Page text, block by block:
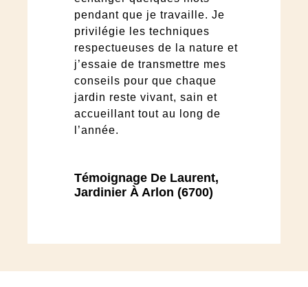
pendant que je travaille. Je
privilégie les techniques
respectueuses de la nature et
j’essaie de transmettre mes
conseils pour que chaque
jardin reste vivant, sain et
accueillant tout au long de
l’année.
Témoignage De Laurent,
Jardinier À Arlon (6700)